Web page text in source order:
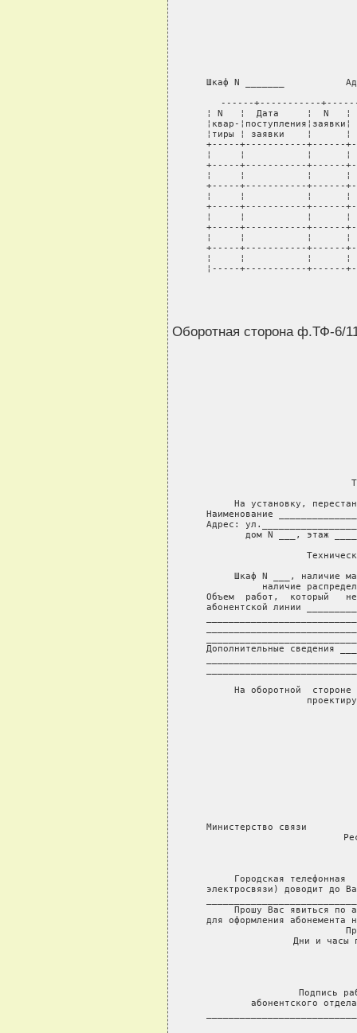
Шкаф N _______
------+-----------
¦ N   ¦  Дата     ¦  N   ¦
¦квар-
¦тиры ¦ заявки    ¦
+-----+-----------+------
¦     ¦           ¦
+-----+-----------+------
¦     ¦           ¦
+-----+-----------+------
¦     ¦           ¦
+-----+-----------+------
¦     ¦           ¦
+-----+-----------+------
¦     ¦           ¦
+-----+-----------+------
¦     ¦           ¦
¦-----+-----------+------
Оборотная сторона ф.ТФ-6/
На установку,
Наименование
Адрес:
дом N ___, этаж
Шкаф N ___, наличие
наличие
Объем  работ,  который
абонентской линии
Дополнительные сведения
На оборотной  стороне
Министерство
Городская телефонная
электросвязи) доводит до
Прошу Вас явиться по
для оформления абонемента
Дни и часы
Подпись
абонентского